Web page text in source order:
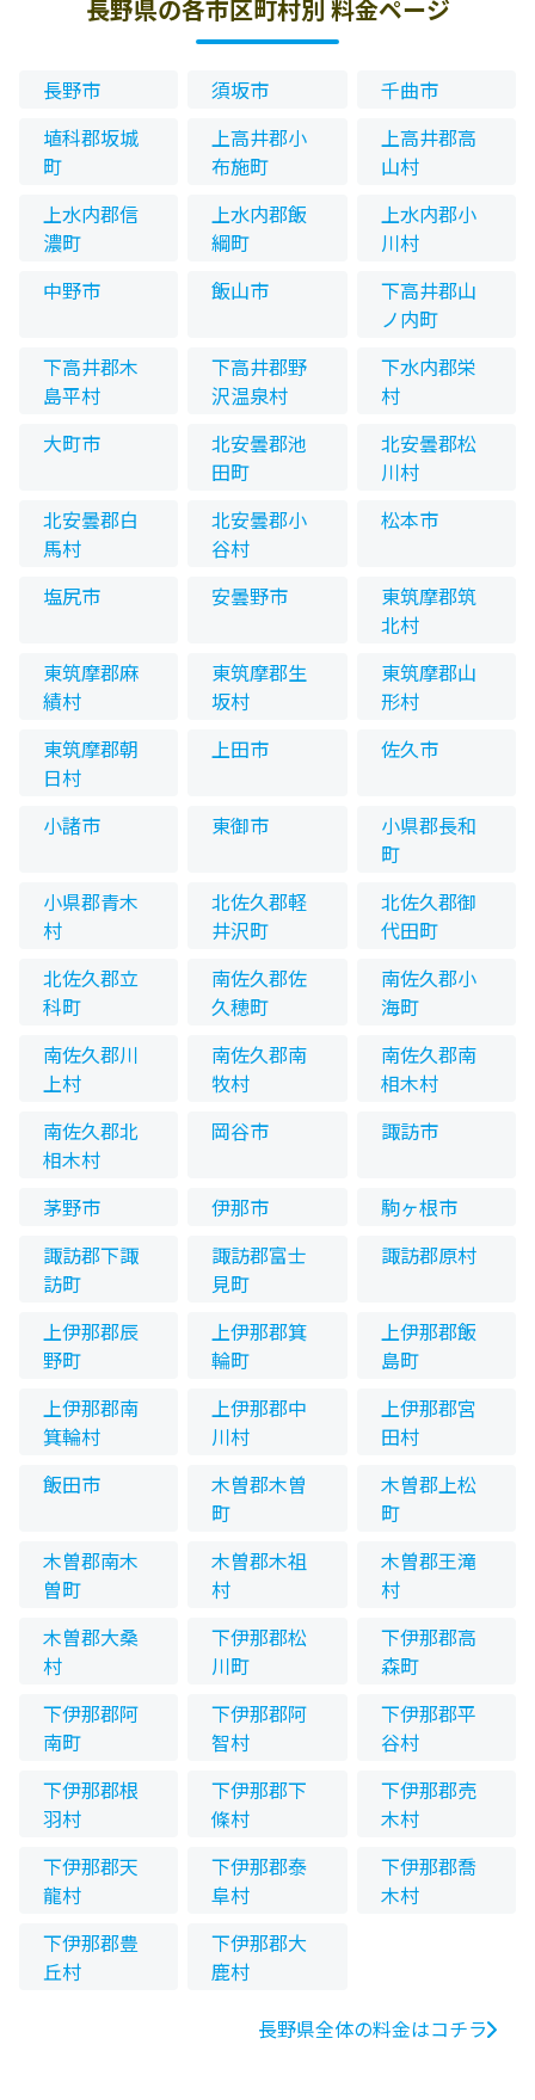
長野県の各市区町村別 料金ページ
長野市 須坂市
千曲市
埴科郡坂城
町
上高井郡小
布施町
上高井郡高
山村
上水内郡信
濃町
上水内郡飯
綱町
上水内郡小
川村
中野市
飯山市
下高井郡山
ノ内町
下高井郡木
島平村
下高井郡野
沢温泉村
下水内郡栄
村
大町市
北安曇郡池
田町
北安曇郡松
川村
北安曇郡白
馬村
北安曇郡小
谷村
松本市
塩尻市 安曇野市
東筑摩郡筑
北村
東筑摩郡麻
績村
東筑摩郡生
坂村
東筑摩郡山
形村
東筑摩郡朝
日村
上田市 佐久市
小諸市 東御市
小県郡長和
町
小県郡青木
村
北佐久郡軽
井沢町
北佐久郡御
代田町
北佐久郡立
科町
南佐久郡佐
久穂町
南佐久郡小
海町
南佐久郡川
上村
南佐久郡南
牧村
南佐久郡南
相木村
南佐久郡北
相木村
岡谷市 諏訪市
茅野市 伊那市
駒ヶ根市
諏訪郡下諏
訪町
諏訪郡富士
見町
諏訪郡原村
上伊那郡辰
野町
上伊那郡箕
輪町
上伊那郡飯
島町
上伊那郡南
箕輪村
上伊那郡中
川村
上伊那郡宮
田村
飯田市
木曽郡木曽
町
木曽郡上松
町
木曽郡南木
曽町
木曽郡木祖
村
木曽郡王滝
村
木曽郡大桑
村
下伊那郡松
川町
下伊那郡高
森町
下伊那郡阿
南町
下伊那郡阿
智村
下伊那郡平
谷村
下伊那郡根
羽村
下伊那郡下
條村
下伊那郡売
木村
下伊那郡天
龍村
下伊那郡泰
阜村
下伊那郡喬
木村
下伊那郡豊
丘村
下伊那郡大
鹿村
長野県全体の料金はコチラ